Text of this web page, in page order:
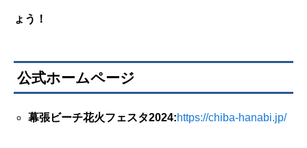
ょう！
公式ホームページ
幕張ビーチ花火フェスタ2024:https://chiba-hanabi.jp/